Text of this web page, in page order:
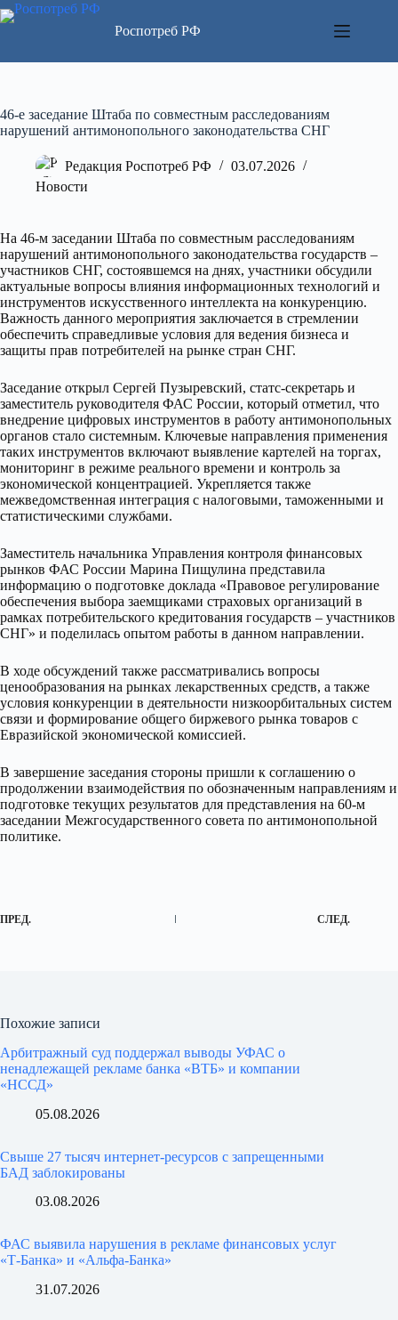
Перейти
к
Роспотреб РФ
46-е заседание Штаба по совместным расследованиям
нарушений антимонопольного законодательства СНГ
Редакция Роспотреб РФ
03.07.2026
Новости
На 46-м заседании Штаба по совместным расследованиям
нарушений антимонопольного законодательства государств –
участников СНГ, состоявшемся на днях, участники обсудили
актуальные вопросы влияния информационных технологий и
инструментов искусственного интеллекта на конкуренцию.
Важность данного мероприятия заключается в стремлении
обеспечить справедливые условия для ведения бизнеса и
защиты прав потребителей на рынке стран СНГ.
Заседание открыл Сергей Пузыревский, статс-секретарь и
заместитель руководителя ФАС России, который отметил, что
внедрение цифровых инструментов в работу антимонопольных
органов стало системным. Ключевые направления применения
таких инструментов включают выявление картелей на торгах,
мониторинг в режиме реального времени и контроль за
экономической концентрацией. Укрепляется также
межведомственная интеграция с налоговыми, таможенными и
статистическими службами.
Заместитель начальника Управления контроля финансовых
рынков ФАС России Марина Пищулина представила
информацию о подготовке доклада «Правовое регулирование
обеспечения выбора заемщиками страховых организаций в
рамках потребительского кредитования государств – участников
СНГ» и поделилась опытом работы в данном направлении.
В ходе обсуждений также рассматривались вопросы
ценообразования на рынках лекарственных средств, а также
условия конкуренции в деятельности низкоорбитальных систем
связи и формирование общего биржевого рынка товаров с
Евразийской экономической комиссией.
В завершение заседания стороны пришли к соглашению о
продолжении взаимодействия по обозначенным направлениям и
подготовке текущих результатов для представления на 60-м
заседании Межгосударственного совета по антимонопольной
политике.
ПРЕД. СЛЕД.
Похожие записи
Арбитражный суд поддержал выводы УФАС о
ненадлежащей рекламе банка «ВТБ» и компании
«НССД»
05.08.2026
Свыше 27 тысяч интернет-ресурсов с запрещенными
БАД заблокированы
03.08.2026
ФАС выявила нарушения в рекламе финансовых услуг
«Т-Банка» и «Альфа-Банка»
31.07.2026